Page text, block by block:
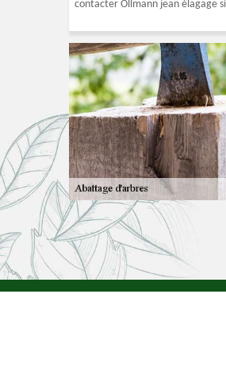
contacter Ollmann jean élagage